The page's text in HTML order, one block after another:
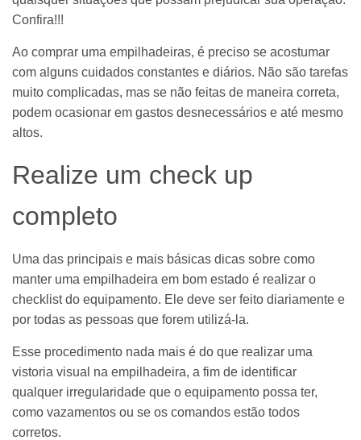
Confira!!!
Ao comprar uma empilhadeiras, é preciso se acostumar
com alguns cuidados constantes e diários. Não são tarefas
muito complicadas, mas se não feitas de maneira correta,
podem ocasionar em gastos desnecessários e até mesmo
altos.
Realize um check up
completo
Uma das principais e mais básicas dicas sobre como
manter uma empilhadeira em bom estado é realizar o
checklist do equipamento. Ele deve ser feito diariamente e
por todas as pessoas que forem utilizá-la.
Esse procedimento nada mais é do que realizar uma
vistoria visual na empilhadeira, a fim de identificar
qualquer irregularidade que o equipamento possa ter,
como vazamentos ou se os comandos estão todos
corretos.